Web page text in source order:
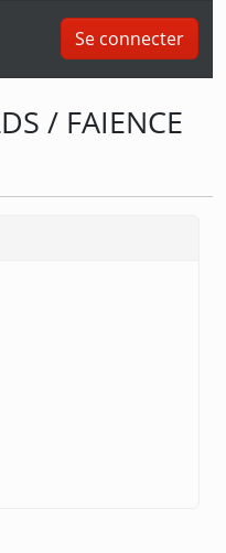
Se connecter
/ FAIENCE